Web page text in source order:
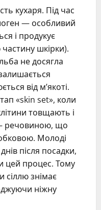
кухаря. Під час
— особливий
і продукує
шкірки).
не досягла
від м’якоті.
«skin set», коли
товщають і
речовиною, що
Молоді
після посадки,
цей процес. Тому
сіллю знімає
ніжну